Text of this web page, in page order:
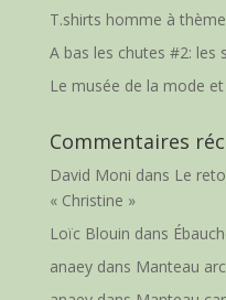
T.shirts homme à thème
A bas les chutes #2: les
Le musée de la mode
Commentaires
David Moni dans Le
« Christine »
Loïc Blouin dans
anaeydans Manteau